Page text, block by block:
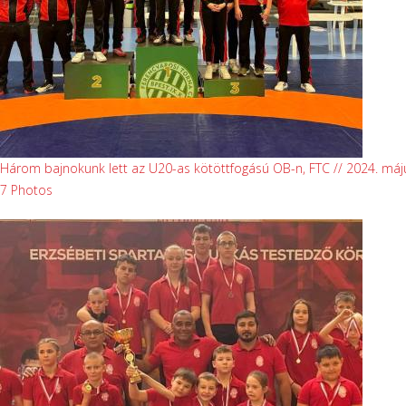
Három bajnokunk lett az U20-as kötöttfogású OB-n, FTC // 2024.
7 Photos